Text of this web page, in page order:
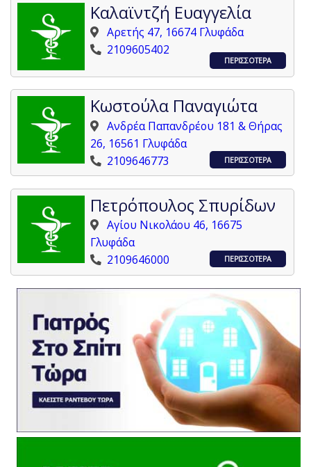
Καλαϊντζή Ευαγγελία
Αρετής 47, 16674 Γλυφάδα
2109605402
ΠΕΡΙΣΣΟΤΕΡΑ
Κωστούλα Παναγιώτα
Ανδρέα Παπανδρέου 181 & Θήρας
26, 16561 Γλυφάδα
2109646773
ΠΕΡΙΣΣΟΤΕΡΑ
Πετρόπουλος Σπυρίδων
Αγίου Νικολάου 46, 16675
Γλυφάδα
2109646000
ΠΕΡΙΣΣΟΤΕΡΑ